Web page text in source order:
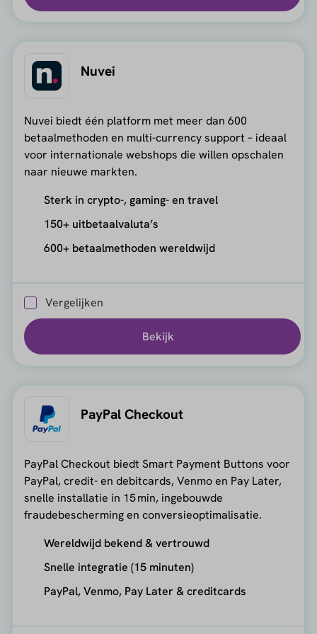
Nuvei
Nuvei biedt één platform met meer dan 600
betaalmethoden en multi-currency support – ideaal
voor internationale webshops die willen opschalen
naar nieuwe markten.
Sterk in crypto-, gaming- en travel
150+ uitbetaalvaluta’s
600+ betaalmethoden wereldwijd
Vergelijken
Bekijk
PayPal Checkout
PayPal Checkout biedt Smart Payment Buttons voor
PayPal, credit- en debitcards, Venmo en Pay Later,
snelle installatie in 15 min, ingebouwde
fraudebescherming en conversieoptimalisatie.
Wereldwijd bekend & vertrouwd
Snelle integratie (15 minuten)
PayPal, Venmo, Pay Later & creditcards